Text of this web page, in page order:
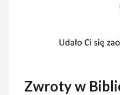
Zwroty w